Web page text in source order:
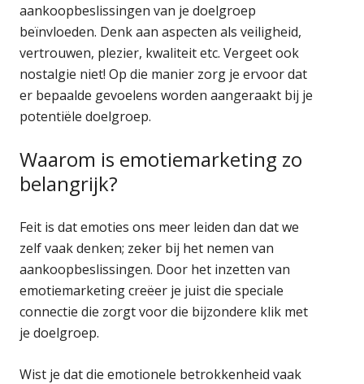
aankoopbeslissingen van je doelgroep
beïnvloeden. Denk aan aspecten als veiligheid,
vertrouwen, plezier, kwaliteit etc. Vergeet ook
nostalgie niet! Op die manier zorg je ervoor dat
er bepaalde gevoelens worden aangeraakt bij je
potentiële doelgroep.
Waarom is emotiemarketing zo
belangrijk?
Feit is dat emoties ons meer leiden dan dat we
zelf vaak denken; zeker bij het nemen van
aankoopbeslissingen. Door het inzetten van
emotiemarketing creëer je juist die speciale
connectie die zorgt voor die bijzondere klik met
je doelgroep.
Wist je dat die emotionele betrokkenheid vaak